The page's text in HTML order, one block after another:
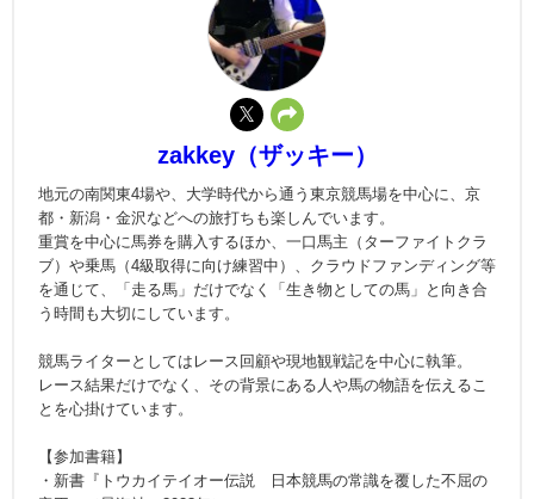
zakkey（ザッキー）
地元の南関東4場や、大学時代から通う東京競馬場を中心に、京
都・新潟・金沢などへの旅打ちも楽しんでいます。
重賞を中心に馬券を購入するほか、一口馬主（ターファイトクラ
ブ）や乗馬（4級取得に向け練習中）、クラウドファンディング等
を通じて、「走る馬」だけでなく「生き物としての馬」と向き合
う時間も大切にしています。
競馬ライターとしてはレース回顧や現地観戦記を中心に執筆。
レース結果だけでなく、その背景にある人や馬の物語を伝えるこ
とを心掛けています。
【参加書籍】
・新書『トウカイテイオー伝説 日本競馬の常識を覆した不屈の